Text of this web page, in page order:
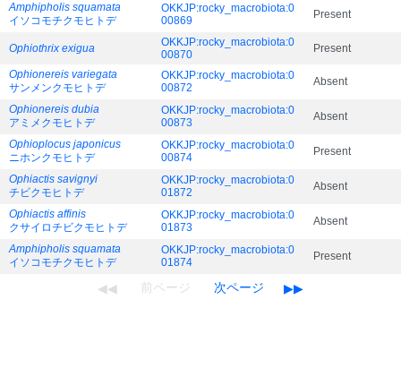
Amphipholis squamata
イソコモチクモヒトデ
OKKJP:rocky_macrobiota:0
00869
Present
Ophiothrix exigua
OKKJP:rocky_macrobiota:0
00870
Present
Ophionereis variegata
サンメンクモヒトデ
OKKJP:rocky_macrobiota:0
00872
Absent
Ophionereis dubia
アミメクモヒトデ
OKKJP:rocky_macrobiota:0
00873
Absent
Ophioplocus japonicus
ニホンクモヒトデ
OKKJP:rocky_macrobiota:0
00874
Present
Ophiactis savignyi
チビクモヒトデ
OKKJP:rocky_macrobiota:0
01872
Absent
Ophiactis affinis
クサイロチビクモヒトデ
OKKJP:rocky_macrobiota:0
01873
Absent
Amphipholis squamata
イソコモチクモヒトデ
OKKJP:rocky_macrobiota:0
01874
Present